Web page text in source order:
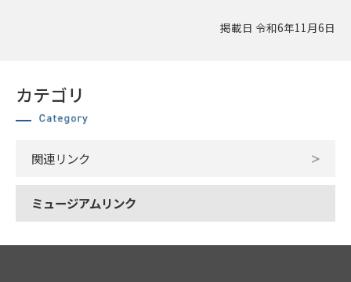
掲載日 令和6年11月6日
カテゴリ
関連リンク
ミュージアムリンク